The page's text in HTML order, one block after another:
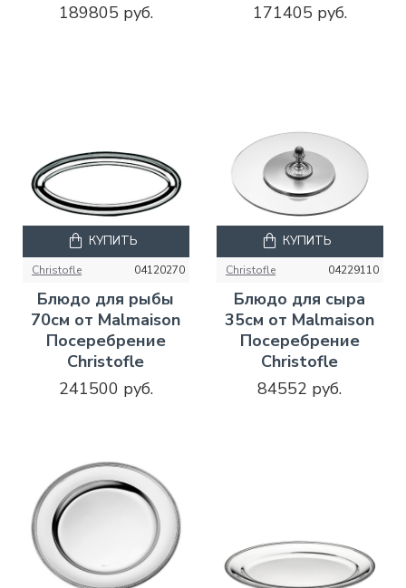
189805 руб.
171405 руб.
Christofle 04120270
Блюдо для рыбы
70см от Malmaison
Посеребрение
Christofle
241500 руб.
КУПИТЬ
Christofle 04229110
Блюдо для сыра
35см от Malmaison
Посеребрение
Christofle
84552 руб.
КУПИТЬ